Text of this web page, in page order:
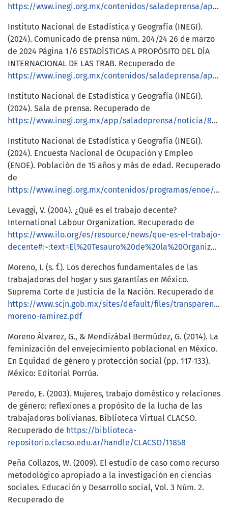
https://www.inegi.org.mx/contenidos/saladeprensa/aproposito/2022/EAP_ADULMAY2022.pdf
Instituto Nacional de Estadística y Geografía (INEGI).
(2024). Comunicado de prensa núm. 204/24 26 de marzo
de 2024 Página 1/6 ESTADÍSTICAS A PROPÓSITO DEL DÍA
INTERNACIONAL DE LAS TRAB. Recuperado de
https://www.inegi.org.mx/contenidos/saladeprensa/aproposito/2024/EAP_tdom.pdf
Instituto Nacional de Estadística y Geografía (INEGI).
(2024). Sala de prensa. Recuperado de
https://www.inegi.org.mx/app/saladeprensa/noticia/8950
Instituto Nacional de Estadística y Geografía (INEGI).
(2024). Encuesta Nacional de Ocupación y Empleo
(ENOE). Población de 15 años y más de edad. Recuperado
de
https://www.inegi.org.mx/contenidos/programas/enoe/15ymas/doc/enoe_presentacion_ejecutiva_trim3_2024.pdf
Levaggi, V. (2004). ¿Qué es el trabajo decente?
International Labour Organization. Recuperado de
https://www.ilo.org/es/resource/news/que-es-el-trabajo-
decente#:~:text=El%20Tesauro%20de%20la%20Organizaci%C3%B3n,sustento%20necesarios%20para%20los%20individuos
Moreno, I. (s. f.). Los derechos fundamentales de las
trabajadoras del hogar y sus garantías en México.
Suprema Corte de Justicia de la Nación. Recuperado de
https://www.scjn.gob.mx/sites/default/files/
moreno-ramirez.pdf
Moreno Álvarez, G., & Mendizábal Bermúdez, G. (2014). La
feminización del envejecimiento poblacional en México.
En Equidad de género y protección social (pp. 117-133).
México: Editorial Porrúa.
Peredo, E. (2003). Mujeres, trabajo doméstico y relaciones
de género: reflexiones a propósito de la lucha de las
trabajadoras bolivianas. Biblioteca Virtual CLACSO.
Recuperado de https://biblioteca-
repositorio.clacso.edu.ar/handle/CLACSO/11858
Peña Collazos, W. (2009). El estudio de caso como recurso
metodológico apropiado a la investigación en ciencias
sociales. Educación y Desarrollo social, Vol. 3 Núm. 2.
Recuperado de